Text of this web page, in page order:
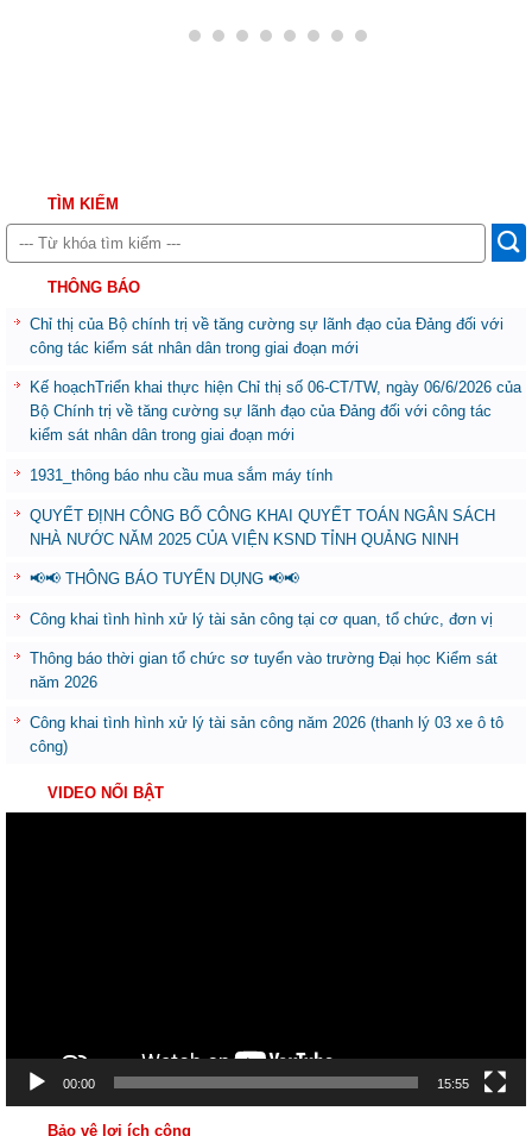
TÌM KIẾM
THÔNG BÁO
Chỉ thị của Bộ chính trị về tăng cường sự lãnh đạo của Đảng đối với
công tác kiểm sát nhân dân trong giai đoạn mới
Kế hoạchTriển khai thực hiện Chỉ thị số 06-CT/TW, ngày 06/6/2026 của
Bộ Chính trị về tăng cường sự lãnh đạo của Đảng đối với công tác
kiểm sát nhân dân trong giai đoạn mới
1931_thông báo nhu cầu mua sắm máy tính
QUYẾT ĐỊNH CÔNG BỐ CÔNG KHAI QUYẾT TOÁN NGÂN SÁCH
NHÀ NƯỚC NĂM 2025 CỦA VIỆN KSND TỈNH QUẢNG NINH
📢📢 THÔNG BÁO TUYỂN DỤNG 📢📢
Công khai tình hình xử lý tài sản công tại cơ quan, tổ chức, đơn vị
Thông báo thời gian tổ chức sơ tuyển vào trường Đại học Kiểm sát
năm 2026
Công khai tình hình xử lý tài sản công năm 2026 (thanh lý 03 xe ô tô
công)
VIDEO NỔI BẬT
00:00 15:55
Bảo vệ lợi ích công